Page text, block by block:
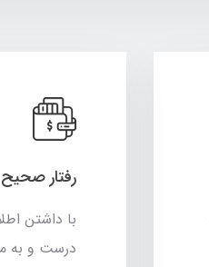
رفتار
با داشتن
درست و به